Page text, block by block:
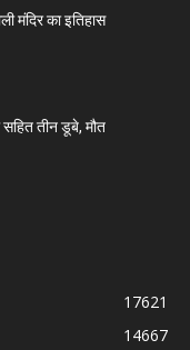
मंदिर का इतिहास
तीन डूबे, मौत
17621
14667